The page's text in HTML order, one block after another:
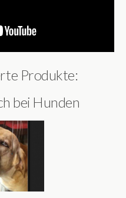
Produkte:
bei Hunden